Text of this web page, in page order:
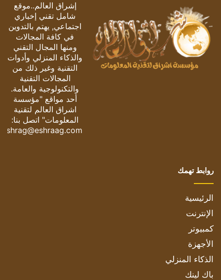
إشراق العالم..موقع
شامل تقني إخباري
اجتماعي, يهتم بالتدوين
في كافة المجالات
ومنها المجال التقني
والذكاء المنزلي وأدوات
التقنية وغير ذلك من
المجالات التقنية
والتكنولوجية والعامة.
أحد مواقع "مؤسسة
اشراق العالم لتقنية
المعلومات" اتصل بنا:
eshrag@eshraag.com
روابط تهمك
الرئيسية
الإنترنت
كمبيوتر
الأجهزة
الذكاء المنزلي
باك لينك